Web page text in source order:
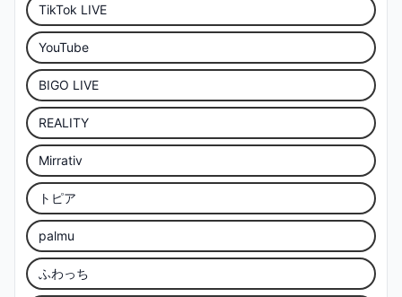
TikTok LIVE
YouTube
BIGO LIVE
REALITY
Mirrativ
トピア
palmu
ふわっち